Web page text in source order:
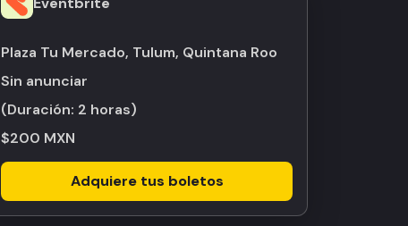
Plaza Tu Mercado, Tulum, Quintana Roo
Sin anunciar
(Duración: 2 horas)
$200 MXN
Adquiere tus boletos